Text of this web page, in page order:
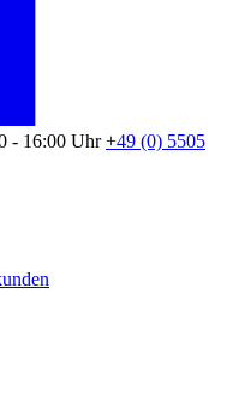
- 16:00 Uhr+49 (0) 5505